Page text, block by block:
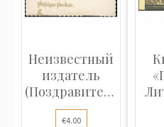
Неизвестный
издатель
(Поздравительная
открытк...
€4.00